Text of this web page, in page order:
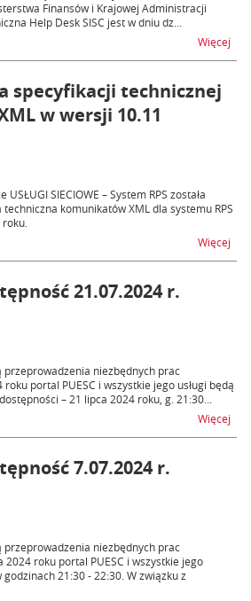
Finansów i Krajowej Administracji
Help Desk SISC jest w dniu dz...
Więcej
specyfikacji technicznej
w wersji 10.11
SIECIOWE – System RPS została
komunikatów XML dla systemu RPS
Więcej
21.07.2024 r.
przeprowadzenia niezbędnych prac
portal PUESC i wszystkie jego usługi będą
– 21 lipca 2024 roku, g. 21:30...
Więcej
7.07.2024 r.
przeprowadzenia niezbędnych prac
2024 roku portal PUESC i wszystkie jego
21:30 - 22:30. W związku z